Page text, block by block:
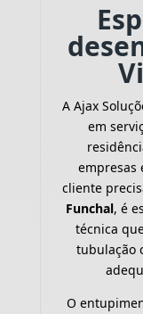
A Ajax
em
empresas
cliente
Funchal, é
técnica
tubulação
O